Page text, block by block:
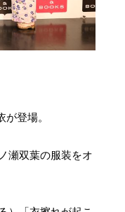
登場。
瀬双葉の服装をオ